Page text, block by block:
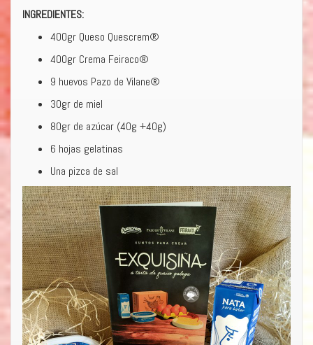
INGREDIENTES:
400gr Queso Quescrem®
400gr Crema Feiraco®
9 huevos Pazo de Vilane®
30gr de miel
80gr de azúcar (40g +40g)
6 hojas gelatinas
Una pizca de sal